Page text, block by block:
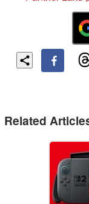
Related